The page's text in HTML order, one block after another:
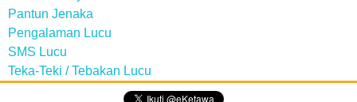
Pantun Jenaka
Pengalaman Lucu
SMS Lucu
Teka-Teki / Tebakan Lucu